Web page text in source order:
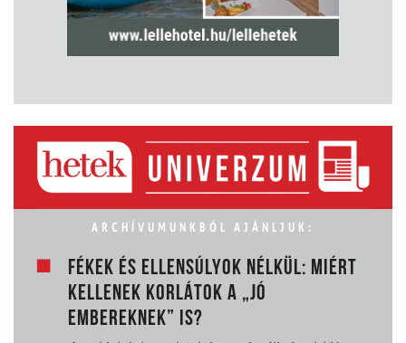
ARCHÍVUMUNKBÓL AJÁNLJUK:
FÉKEK ÉS ELLENSÚLYOK NÉLKÜL: MIÉRT
KELLENEK KORLÁTOK A „JÓ
EMBEREKNEK” IS?